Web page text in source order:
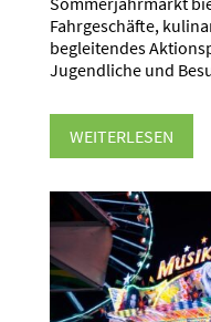
Fahrgeschäfte,
begleitendes
Jugendliche und
WEITERLESEN